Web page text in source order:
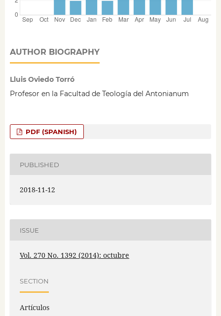
AUTHOR BIOGRAPHY
Lluis Oviedo Torró
Profesor en la Facultad de Teología del Antonianum
PDF (SPANISH)
PUBLISHED
2018-11-12
ISSUE
Vol. 270 No. 1392 (2014): octubre
SECTION
Artículos